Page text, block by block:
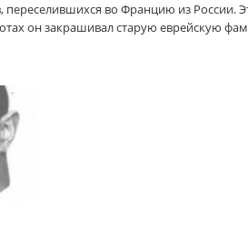
переселившихся во Францию из России.
он закрашивал старую еврейскую